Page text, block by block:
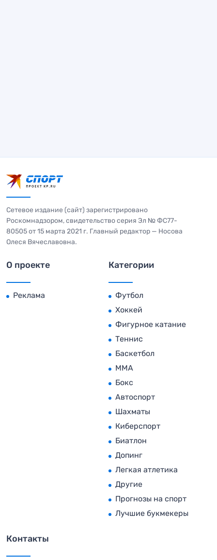
Сетевое издание (сайт) зарегистрировано
Роскомнадзором, свидетельство серия Эл № ФС77-
80505 от 15 марта 2021 г. Главный редактор — Носова
Олеся Вячеславовна.
О проекте
Реклама
Категории
Футбол
Хоккей
Фигурное катание
Теннис
Баскетбол
MMA
Бокс
Автоспорт
Шахматы
Киберспорт
Биатлон
Допинг
Легкая атлетика
Другие
Прогнозы на спорт
Лучшие букмекеры
Контакты